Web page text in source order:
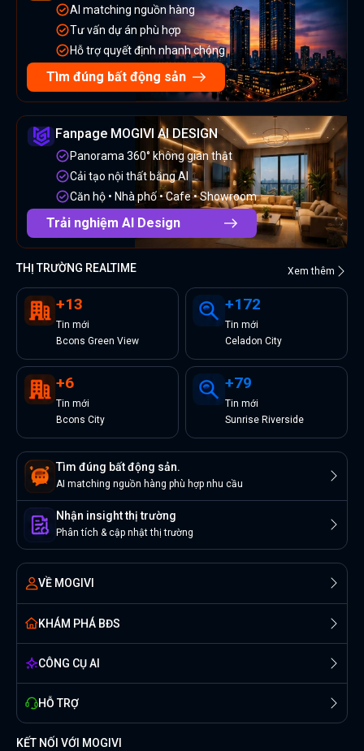
AI matching nguồn hàng
Tư vấn dự án phù hợp
Hỗ trợ quyết định nhanh chóng
Tìm đúng bất động sản
Fanpage MOGIVI AI DESIGN
Panorama 360° không gian thật
Cải tạo nội thất bằng AI
Căn hộ • Nhà phố • Cafe • Showroom
Trải nghiệm AI Design
THỊ TRƯỜNG REALTIME Xem thêm
+13
Tin mới
Bcons Green View
+172
Tin mới
Celadon City
+6
Tin mới
Bcons City
+79
Tin mới
Sunrise Riverside
Tìm đúng bất động sản.
AI matching nguồn hàng phù hợp nhu cầu
Nhận insight thị trường
Phân tích & cập nhật thị trường
VỀ MOGIVI
KHÁM PHÁ BĐS
CÔNG CỤ AI
HỖ TRỢ
KẾT NỐI VỚI MOGIVI